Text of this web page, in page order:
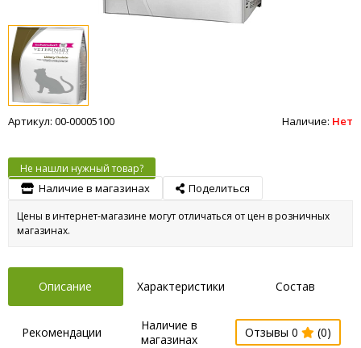
Артикул: 00-00005100 Наличие: Нет
Не нашли нужный товар?
Наличие в магазинах Поделиться
Цены в интернет-магазине могут отличаться от цен в розничных
магазинах.
Описание Характеристики Состав
Рекомендации
Наличие в
магазинах
Отзывы 0 (0)